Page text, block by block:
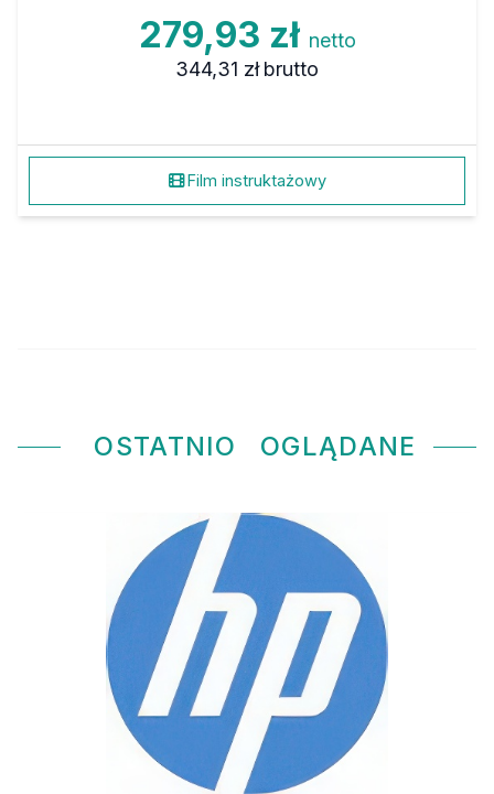
279,93 zł netto
344,31 zł brutto
Film instruktażowy
OSTATNIO OGLĄDANE